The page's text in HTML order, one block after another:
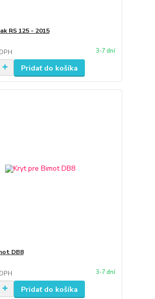
RS 125 - 2015
3-7 dní
Pridať do košíka
DB8
3-7 dní
Pridať do košíka